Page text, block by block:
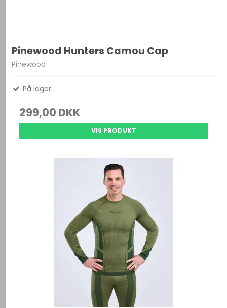
Pinewood Hunters Camou Cap
Pinewood
På lager
299,00 DKK
VIS PRODUKT